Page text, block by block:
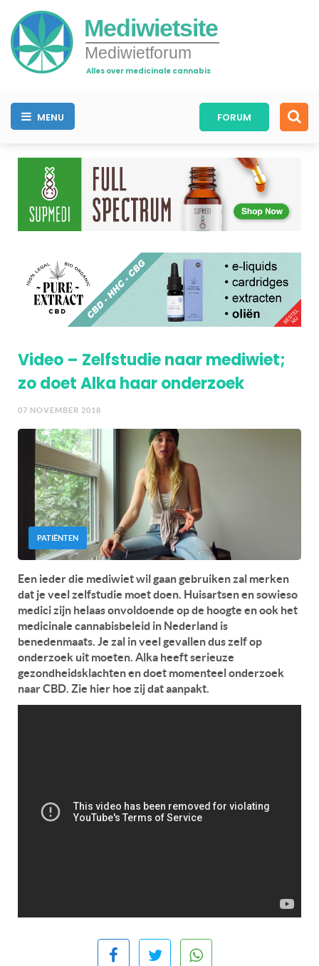
Mediwietsite
Mediwietforum
Alles over medicinale cannabis
MENU FORUM
Video – Zelfstudie naar mediwiet;
zo doet Alka haar onderzoek
07 NOVEMBER 2018
PATIËNTEN
Een ieder die mediwiet wil gaan gebruiken zal merken
dat je veel zelfstudie moet doen. Huisartsen en sowieso
medici zijn helaas onvoldoende op de hoogte en ook het
medicinale cannabisbeleid in Nederland is
benedenmaats. Je zal in veel gevallen dus zelf op
onderzoek uit moeten. Alka heeft serieuze
gezondheidsklachten en doet momenteel onderzoek
naar CBD. Zie hier hoe zij dat aanpakt.